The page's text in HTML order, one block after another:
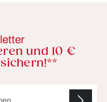
und 10 €